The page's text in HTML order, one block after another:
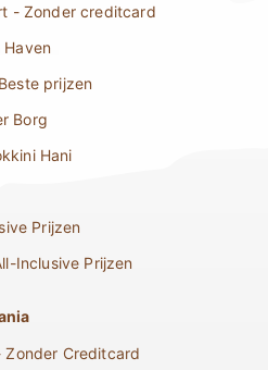
- Zonder creditcard
Haven
prijzen
Borg
Hani
Prijzen
Inclusive Prijzen
Zonder Creditcard